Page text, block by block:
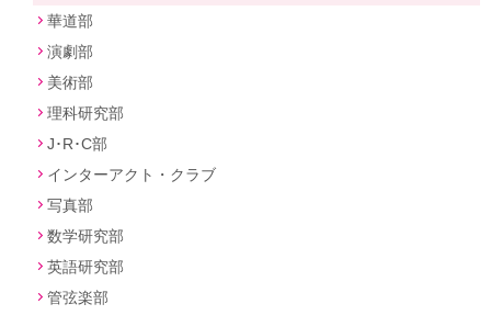
華道部
演劇部
美術部
理科研究部
J･R･C部
インターアクト・クラブ
写真部
数学研究部
英語研究部
管弦楽部